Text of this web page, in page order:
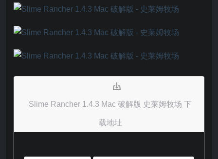
Slime Rancher 1.4.3 Mac 破解版 史莱姆牧场 下
载地址